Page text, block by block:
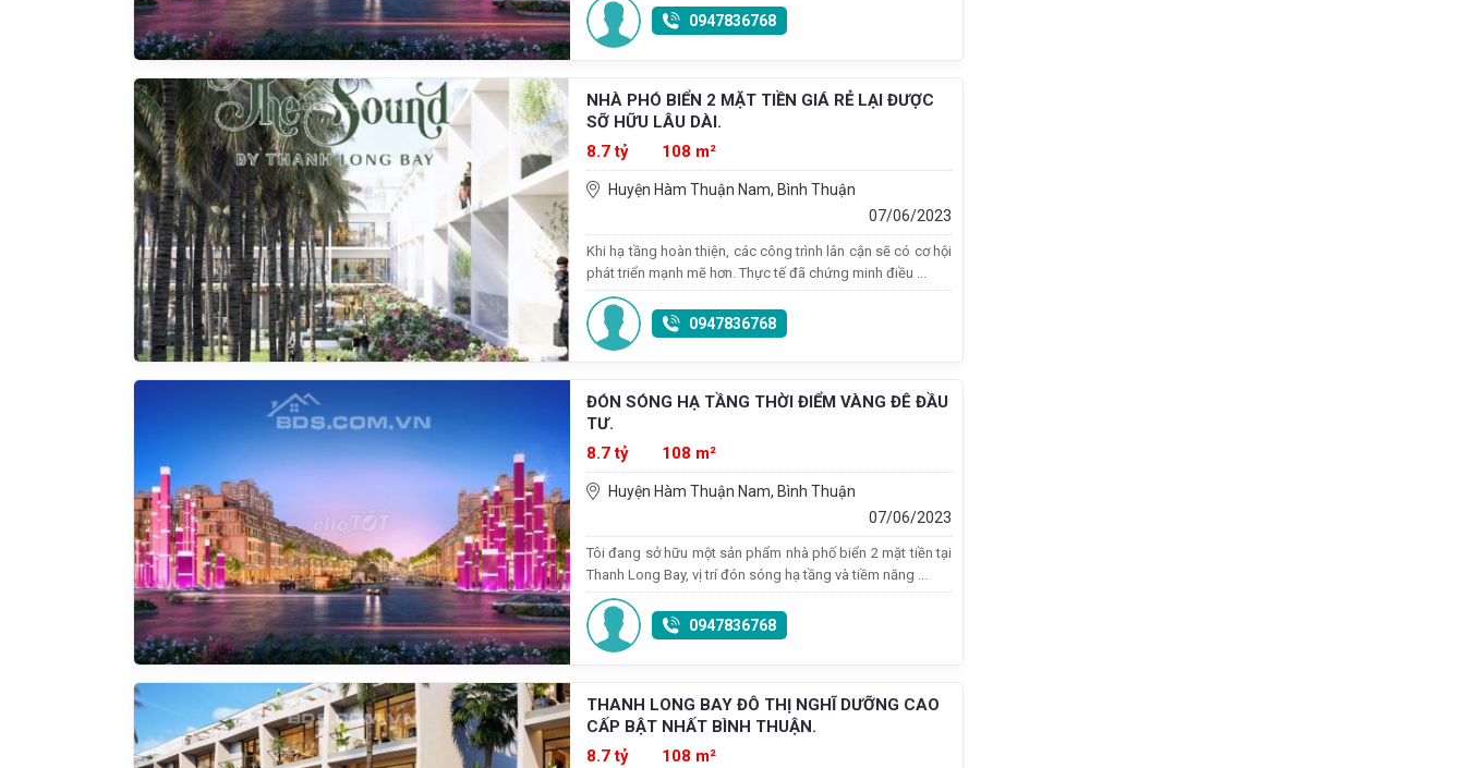
0947836768
NHÀ PHÓ BIỂN 2 MẶT TIỀN GIÁ RẺ LẠI ĐƯỢC
SỠ HỮU LÂU DÀI.
8.7 tỷ
108 m²
Huyện Hàm Thuận Nam, Bình Thuận
07/06/2023
Khi hạ tầng hoàn thiện, các công trình lân cận sẽ có cơ hội
phát triển mạnh mẽ hơn. Thực tế đã chứng minh điều ...
0947836768
ĐÓN SÓNG HẠ TẦNG THỜI ĐIỂM VÀNG ĐÊ ĐẦU
TƯ.
8.7 tỷ
108 m²
Huyện Hàm Thuận Nam, Bình Thuận
07/06/2023
Tôi đang sở hữu một sản phẩm nhà phố biển 2 mặt tiền tại
Thanh Long Bay, vị trí đón sóng hạ tầng và tiềm năng ...
0947836768
THANH LONG BAY ĐÔ THỊ NGHĨ DƯỠNG CAO
CẤP BẬT NHẤT BÌNH THUẬN.
8.7 tỷ
108 m²